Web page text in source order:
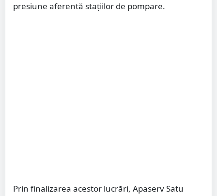
presiune aferentă stațiilor de pompare.
Prin finalizarea acestor lucrări, Apaserv Satu